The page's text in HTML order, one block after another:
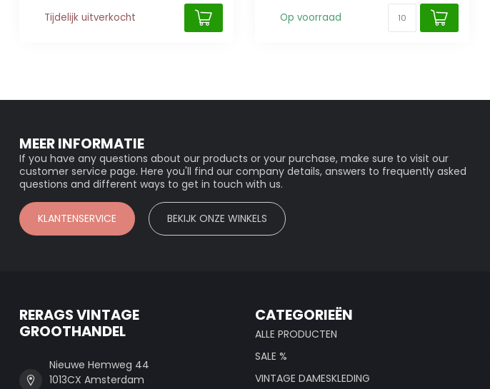
Tijdelijk uitverkocht Op voorraad
MEER INFORMATIE
If you have any questions about our products or your purchase, make sure to visit our
customer service page. Here you'll find our company details, answers to frequently asked
questions and different ways to get in touch with us.
KLANTENSERVICE BEKIJK ONZE WINKELS
RERAGS VINTAGE
GROOTHANDEL
Nieuwe Hemweg 44
1013CX Amsterdam
CATEGORIEËN
ALLE PRODUCTEN
SALE %
VINTAGE DAMESKLEDING